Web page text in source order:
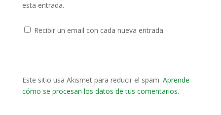
esta entrada.
Recibir un email con cada nueva entrada.
Este sitio usa Akismet para reducir el spam. Aprende
cómo se procesan los datos de tus comentarios.